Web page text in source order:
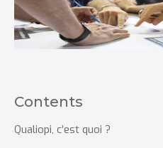
Contents
Qualiopi, c’est quoi ?